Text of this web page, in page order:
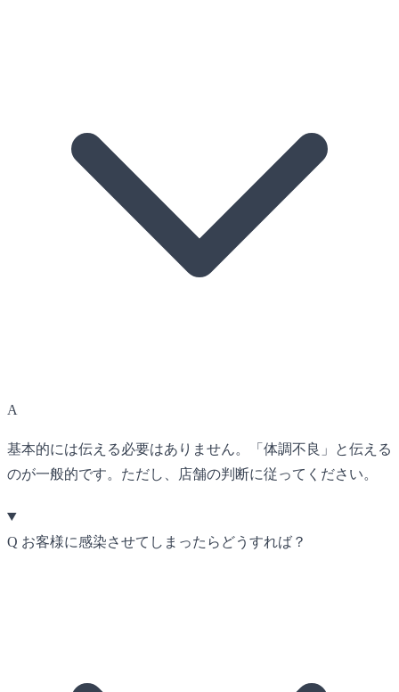
A
基本的には伝える必要はありません。「体調不良」と伝える
のが一般的です。ただし、店舗の判断に従ってください。
Q お客様に感染させてしまったらどうすれば？